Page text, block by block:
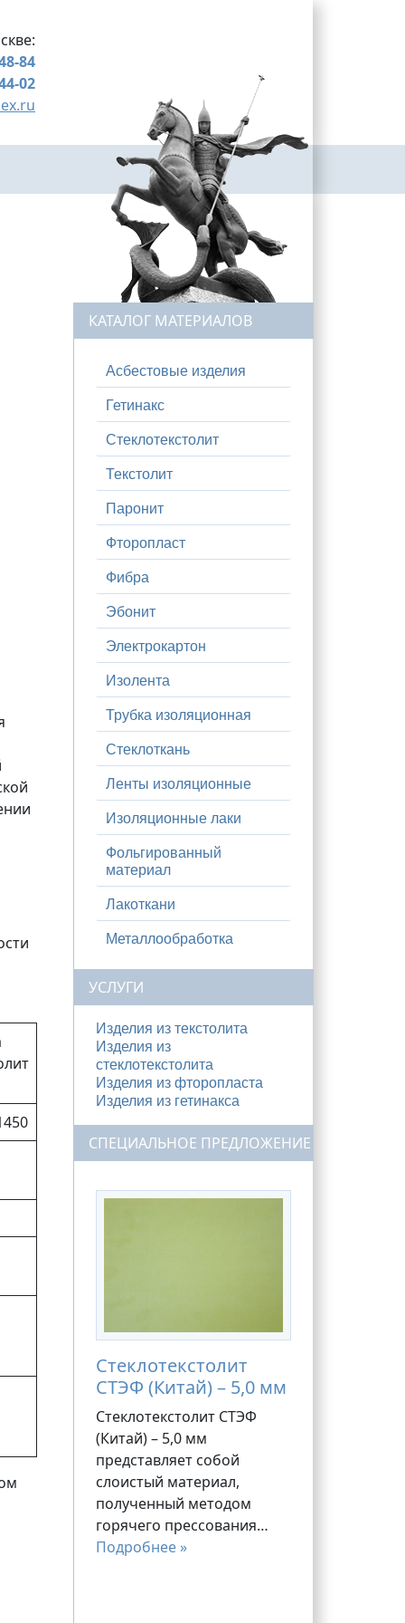
84
02
КАТАЛОГ МАТЕРИАЛОВ
Асбестовые изделия
Гетинакс
Стеклотекстолит
Текстолит
Паронит
Фторопласт
Фибра
Эбонит
Электрокартон
Изолента
Трубка изоляционная
Стеклоткань
Ленты изоляционные
Изоляционные лаки
Фольгированный
материал
Лакоткани
Металлообработка
УСЛУГИ
Изделия из текстолита
Изделия из
стеклотекстолита
Изделия из фторопласта
Изделия из гетинакса
СПЕЦИАЛЬНОЕ ПРЕДЛОЖЕНИЕ
Стеклотекстолит
СТЭФ (Китай) – 5,0 мм
Стеклотекстолит СТЭФ
(Китай) – 5,0 мм
представляет собой
слоистый материал,
полученный методом
горячего прессования…
Подробнее »